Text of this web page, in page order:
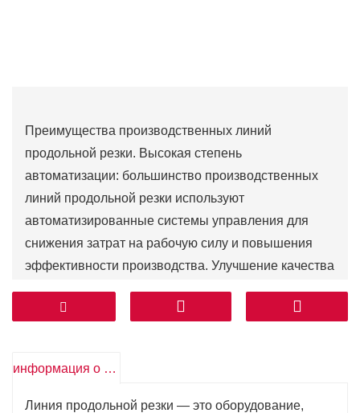
Преимущества производственных линий
продольной резки. Высокая степень
автоматизации: большинство производственных
линий продольной резки используют
автоматизированные системы управления для
снижения затрат на рабочую силу и повышения
эффективности производства. Улучшение качества
линии продольной резки можно эффективно
требованиям. Защита окружающей среды и
энергосбережение: производственная линия
информация о продукте
Линия продольной резки — это оборудование,